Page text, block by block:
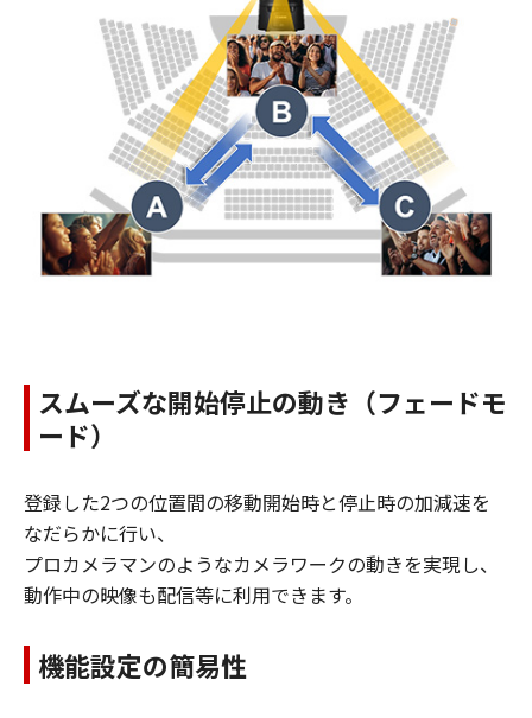
スムーズな開始停止の動き（フェードモ
ード）
登録した2つの位置間の移動開始時と停止時の加減速を
なだらかに行い、
プロカメラマンのようなカメラワークの動きを実現し、
動作中の映像も配信等に利用できます。
機能設定の簡易性